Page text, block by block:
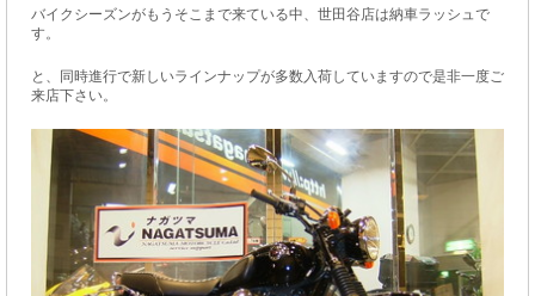
バイクシーズンがもうそこまで来ている中、世田谷店は納車ラッシュで
す。
と、同時進行で新しいラインナップが多数入荷していますので是非一度ご
来店下さい。